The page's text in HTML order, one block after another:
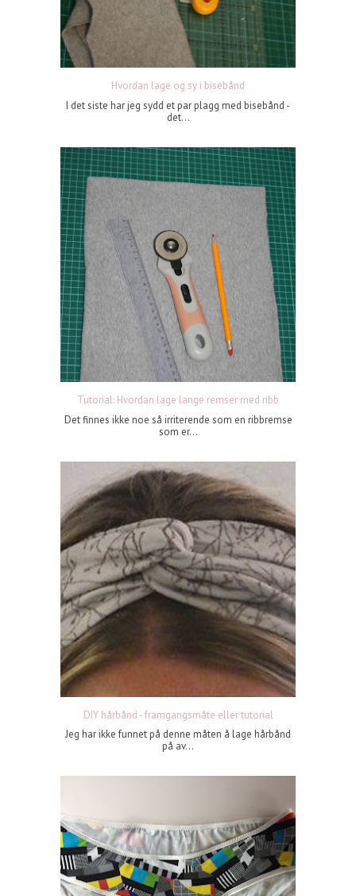
Hvordan lage og sy i bisebånd
I det siste har jeg sydd et par plagg med bisebånd -
det...
Tutorial: Hvordan lage lange remser med ribb
Det finnes ikke noe så irriterende som en ribbremse
som er...
DIY hårbånd - framgangsmåte eller tutorial
Jeg har ikke funnet på denne måten å lage hårbånd
på av...